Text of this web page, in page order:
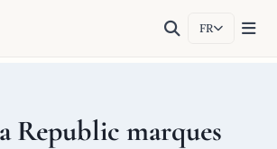
FR
Republic marques